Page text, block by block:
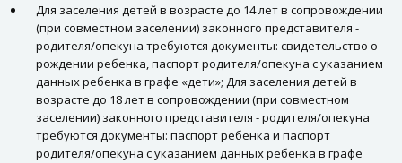
Для заселения детей в возрасте до 14 лет в сопровождении
(при совместном заселении) законного представителя -
родителя/опекуна требуются документы: свидетельство о
рождении ребенка, паспорт родителя/опекуна с указанием
данных ребенка в графе «дети»; Для заселения детей в
возрасте до 18 лет в сопровождении (при совместном
заселении) законного представителя - родителя/опекуна
требуются документы: паспорт ребенка и паспорт
родителя/опекуна с указанием данных ребенка в графе